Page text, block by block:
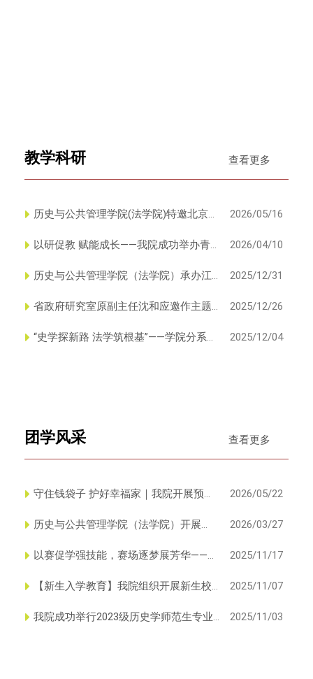
教学科研 查看更多
历史与公共管理学院(法学院)特邀北京师
2026/05/16
以研促教 赋能成长——我院成功举办青
2026/04/10
历史与公共管理学院（法学院）承办江
2025/12/31
省政府研究室原副主任沈和应邀作主题
2025/12/26
“史学探新路 法学筑根基”——学院分系开
2025/12/04
团学风采 查看更多
守住钱袋子 护好幸福家｜我院开展预防
2026/05/22
历史与公共管理学院（法学院）开展
2026/03/27
以赛促学强技能，赛场逐梦展芳华——历
2025/11/17
【新生入学教育】我院组织开展新生校
2025/11/07
我院成功举行2023级历史学师范生专业
2025/11/03